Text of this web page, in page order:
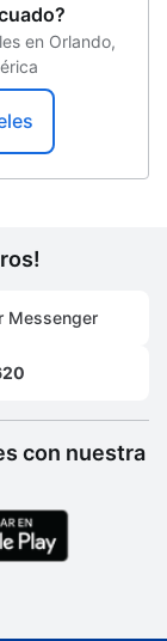
en Orlando,
Messenger
con nuestra